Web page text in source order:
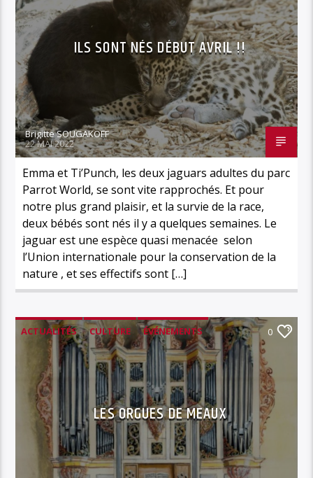
ILS SONT NÉS DÉBUT AVRIL !!
Brigitte SOUGAKOFF
22 MAI 2022
Emma et Ti’Punch, les deux jaguars adultes du parc
Parrot World, se sont vite rapprochés. Et pour
notre plus grand plaisir, et la survie de la race,
deux bébés sont nés il y a quelques semaines. Le
jaguar est une espèce quasi menacée selon
l’Union internationale pour la conservation de la
nature , et ses effectifs sont […]
ACTUALITÉS CULTURE
ÉVÉNEMENTS
HISTOIRE
MUSIQUE LOCALE
0
LES ORGUES DE MEAUX